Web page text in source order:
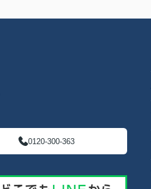
0120-300-363